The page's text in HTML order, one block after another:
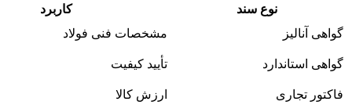
نوع سند
کاربرد
گواهی آنالیز
مشخصات فنی فولاد
گواهی استاندارد تأیید کیفیت
فاکتور تجاری ارزش کالا